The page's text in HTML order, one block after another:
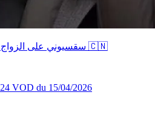
whereisemma09 - سقسيوني على الزواج في الصين 🇨🇳